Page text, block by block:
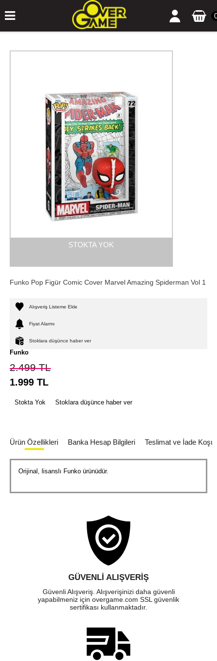
STOKTA YOK
Funko Pop Figür Comic Cover Marvel Amazing Spiderman Vol 1
Alışveriş Listeme Ekle
Fiyat Alarmı
Stoklara düşünce haber ver
Funko
2.499TL
1.999 TL
Stokta Yok Stoklara düşünce haber ver
Ürün Özellikleri Banka Hesap Bilgileri Teslimat ve İade
Orijinal, lisanslı Funko ürünüdür.
GÜVENLI ALIŞVERIŞ
Güvenli Alışveriş. Alışverişinizi daha güvenli
yapabilmeniz için overgame.com SSL güvenlik
sertifikası kullanmaktadır.